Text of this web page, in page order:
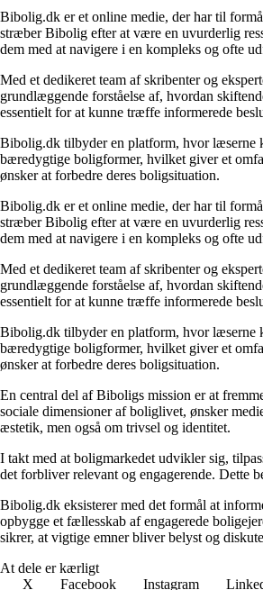
Bibolig.dk er et online medie, der har til
stræber Bibolig efter at være en uvurderlig
dem med at navigere i en kompleks og ofte
Med et dedikeret team af skribenter og
grundlæggende forståelse af, hvordan
essentielt for at kunne træffe informerede
Bibolig.dk tilbyder en platform, hvor læserne
bæredygtige boligformer, hvilket giver et
ønsker at forbedre deres boligsituation.
Bibolig.dk er et online medie, der har til
stræber Bibolig efter at være en uvurderlig
dem med at navigere i en kompleks og ofte
Med et dedikeret team af skribenter og
grundlæggende forståelse af, hvordan
essentielt for at kunne træffe informerede
Bibolig.dk tilbyder en platform, hvor læserne
bæredygtige boligformer, hvilket giver et
ønsker at forbedre deres boligsituation.
En central del af Biboligs mission er at
sociale dimensioner af boliglivet, ønsker
æstetik, men også om trivsel og identitet.
I takt med at boligmarkedet udvikler sig,
det forbliver relevant og engagerende. Dette
Bibolig.dk eksisterer med det formål at
opbygge et fællesskab af engagerede
sikrer, at vigtige emner bliver belyst og
At dele er kærligt
X
Facebook Instagram